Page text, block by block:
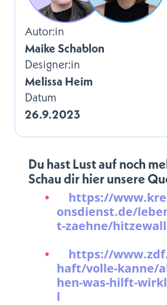
Autor:in
Maike Schablon
Designer:in
Melissa Heim
Datum
26.9.2023
Du hast Lust auf noch
Schau dir hier unsere
https://
onsdienst.de/
t-zaehne/
https://
haft/volle-kanne/
hen-was-hilft-
l